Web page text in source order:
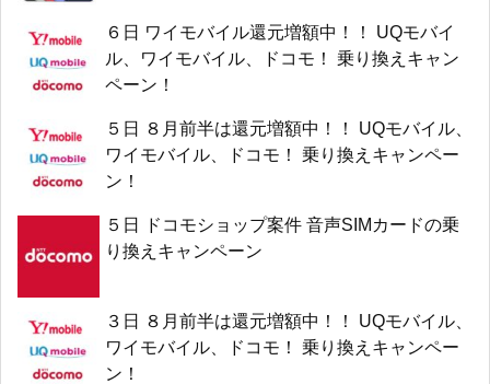
６日 ワイモバイル還元増額中！！ UQモバイ
ル、ワイモバイル、ドコモ！ 乗り換えキャン
ペーン！
５日 ８月前半は還元増額中！！ UQモバイル、
ワイモバイル、ドコモ！ 乗り換えキャンペー
ン！
５日 ドコモショップ案件 音声SIMカードの乗
り換えキャンペーン
３日 ８月前半は還元増額中！！ UQモバイル、
ワイモバイル、ドコモ！ 乗り換えキャンペー
ン！